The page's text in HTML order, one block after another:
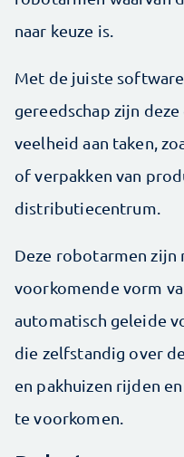
naar keuze is.
Met de juiste
gereedschap zijn
veelheid aan taken,
of verpakken van
distributiecentrum.
Deze robotarmen
voorkomende vorm
automatisch geleide
die zelfstandig over
en pakhuizen rijden
te voorkomen.